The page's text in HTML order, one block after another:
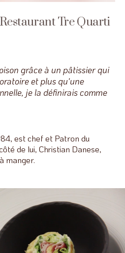
Tre Quarti
grâce à un pâtissier qui
et plus qu'une
je la définirais comme
est chef et Patron du
de lui, Christian Danese,
manger.